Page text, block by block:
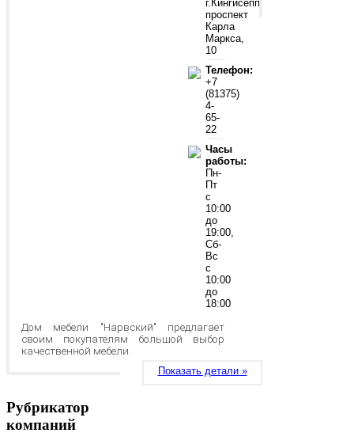
г.Кингисепп,
проспект
Карла
Маркса,
10
Телефон:
+7
(81375)
4-
65-
22
Часы
работы:
Пн-
Пт
с
10:00
до
19:00,
Сб-
Вс
с
10:00
до
18:00
Дом мебели "Нарвский" предлагает
своим покупателям большой выбор
качественной мебели.
Показать детали »
Рубрикатор
компаний